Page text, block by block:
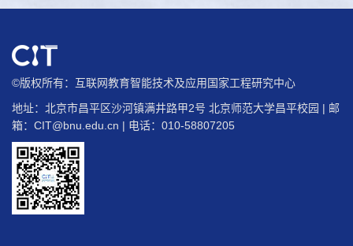
©版权所有：互联网教育智能技术及应用国家工程研究中心
地址：北京市昌平区沙河镇满井路甲2号 北京师范大学昌平校园 | 邮
箱： CIT@bnu.edu.cn | 电话：010-58807205